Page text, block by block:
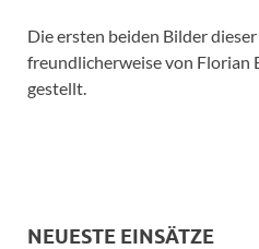
Die ersten beiden Bilder
freundlicherweise von Florian
gestellt.
NEUESTE EINSÄTZE